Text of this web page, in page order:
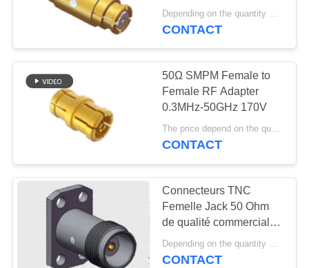
SHOW
PLAN
DU
POLICY
connecteur de
1.85mm rf
connecteur de
2.4mm rf
40
Up To 18GHz 40GHz
with Length 10.7mm
Depending on the quantity MOQ:En stock selon les besoins
CONTACT
50Ω SMPM Female to
Female RF Adapter
0.3MHz-50GHz 170V
The price depend on the quantity MOQ:MOQ 50 pièces
CONTACT
Connecteurs TNC
Femelle Jack 50 Ohm
de qualité commerciale,
montage sur bride à 4
trous
Depending on the quantity MOQ:En stock
CONTACT